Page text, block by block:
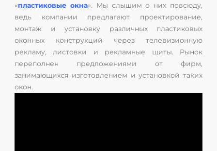
«пластиковые окна». Мы слышим о них повсюду,
ведь компании предлагают проектирование,
монтаж и установку различных пластиковых
оконных конструкций через телевизионную
рекламу, листовки и рекламные щиты. Рынок
переполнен предложениями от фирм,
занимающихся изготовлением и установкой таких
окон.